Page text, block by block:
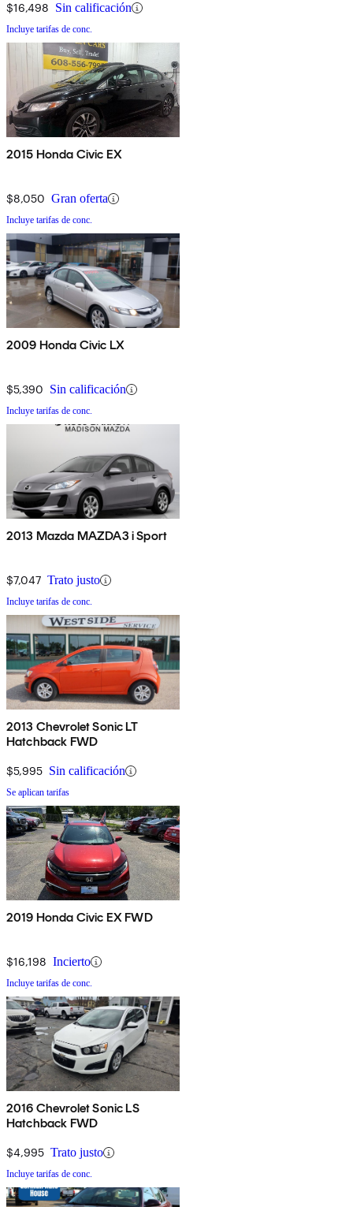
$16,498 Sin calificación
Incluye tarifas de conc.
2015 Honda Civic EX
$8,050 Gran oferta
Incluye tarifas de conc.
2009 Honda Civic LX
$5,390 Sin calificación
Incluye tarifas de conc.
2013 Mazda MAZDA3 i Sport
$7,047 Trato justo
Incluye tarifas de conc.
2013 Chevrolet Sonic LT
Hatchback FWD
$5,995 Sin calificación
Se aplican tarifas
2019 Honda Civic EX FWD
$16,198 Incierto
Incluye tarifas de conc.
2016 Chevrolet Sonic LS
Hatchback FWD
$4,995 Trato justo
Incluye tarifas de conc.